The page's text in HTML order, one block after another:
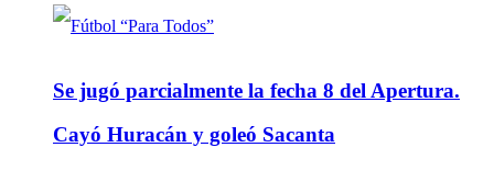
Se jugó parcialmente la fecha 8 del Apertura.
Cayó Huracán y goleó Sacanta